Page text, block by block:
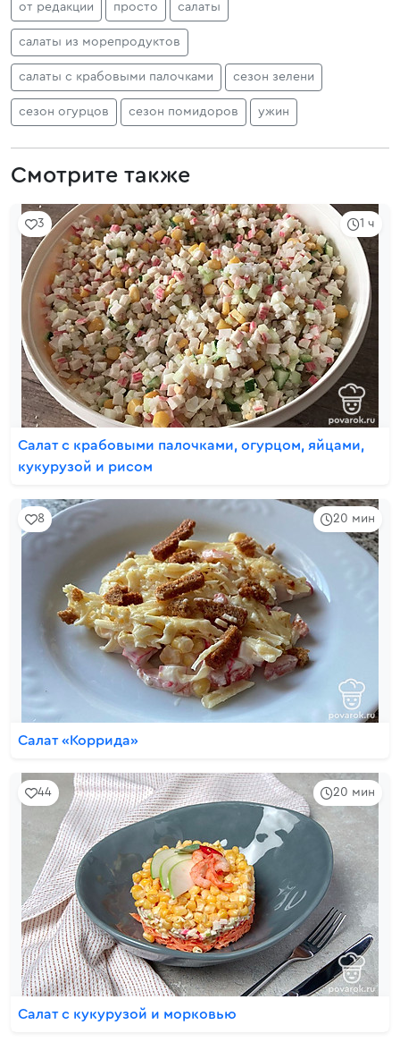
от редакции просто салаты
салаты из морепродуктов
салаты с крабовыми палочками сезон зелени
сезон огурцов сезон помидоров ужин
Смотрите также
1 ч
3
Салат с крабовыми палочками, огурцом, яйцами,
кукурузой и рисом
20 мин
8
Салат «Коррида»
20 мин
44
Салат с кукурузой и морковью